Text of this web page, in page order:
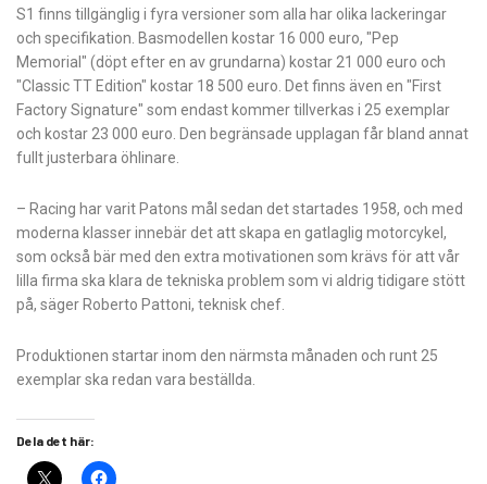
S1 finns tillgänglig i fyra versioner som alla har olika lackeringar
och specifikation. Basmodellen kostar 16 000 euro, "Pep
Memorial" (döpt efter en av grundarna) kostar 21 000 euro och
"Classic TT Edition" kostar 18 500 euro. Det finns även en "First
Factory Signature" som endast kommer tillverkas i 25 exemplar
och kostar 23 000 euro. Den begränsade upplagan får bland annat
fullt justerbara öhlinare.
– Racing har varit Patons mål sedan det startades 1958, och med
moderna klasser innebär det att skapa en gatlaglig motorcykel,
som också bär med den extra motivationen som krävs för att vår
lilla firma ska klara de tekniska problem som vi aldrig tidigare stött
på, säger Roberto Pattoni, teknisk chef.
Produktionen startar inom den närmsta månaden och runt 25
exemplar ska redan vara beställda.
Dela det här: